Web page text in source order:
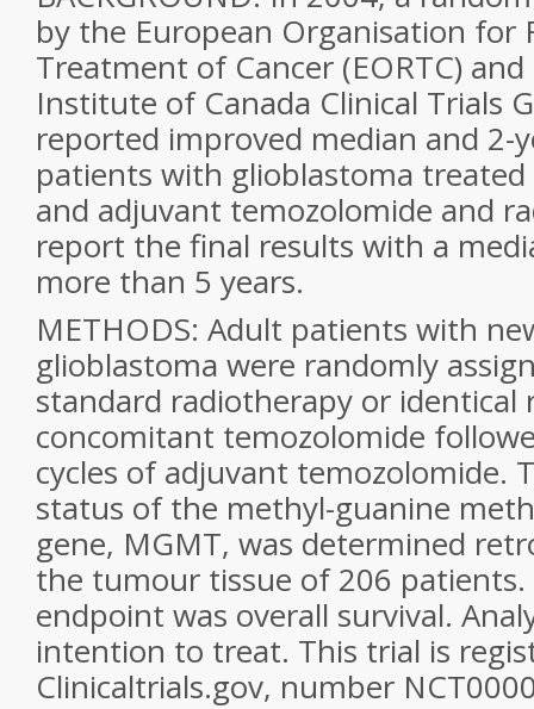
by the European Organisation for
Treatment of Cancer (EORTC)
Institute of Canada Clinical Trials
reported improved median and 2-
patients with glioblastoma
and adjuvant temozolomide and
report the final results with a
more than 5 years.
METHODS: Adult patients with
glioblastoma were randomly
standard radiotherapy or
concomitant temozolomide
cycles of adjuvant temozolomide.
status of the methyl-guanine
gene, MGMT, was determined
the tumour tissue of 206
endpoint was overall survival.
intention to treat. This trial is
Clinicaltrials.gov, number